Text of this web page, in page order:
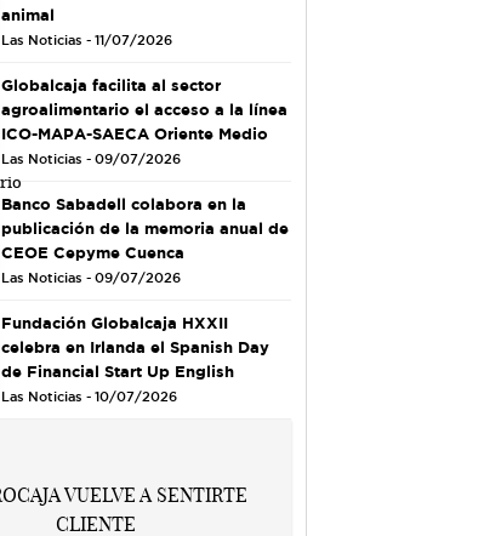
animal
Las Noticias - 11/07/2026
Globalcaja facilita al sector
agroalimentario el acceso a la línea
ICO-MAPA-SAECA Oriente Medio
Las Noticias - 09/07/2026
Banco Sabadell colabora en la
publicación de la memoria anual de
CEOE Cepyme Cuenca
Las Noticias - 09/07/2026
Fundación Globalcaja HXXII
celebra en Irlanda el Spanish Day
de Financial Start Up English
Las Noticias - 10/07/2026